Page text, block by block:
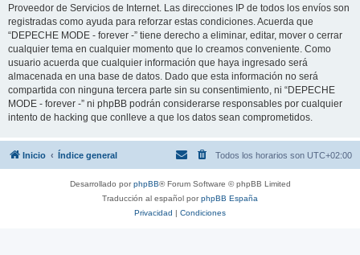
Proveedor de Servicios de Internet. Las direcciones IP de todos los envíos son
registradas como ayuda para reforzar estas condiciones. Acuerda que
“DEPECHE MODE - forever -” tiene derecho a eliminar, editar, mover o cerrar
cualquier tema en cualquier momento que lo creamos conveniente. Como
usuario acuerda que cualquier información que haya ingresado será
almacenada en una base de datos. Dado que esta información no será
compartida con ninguna tercera parte sin su consentimiento, ni “DEPECHE
MODE - forever -” ni phpBB podrán considerarse responsables por cualquier
intento de hacking que conlleve a que los datos sean comprometidos.
Inicio Índice general Todos los horarios son UTC+02:00
Desarrollado porphpBB® Forum Software © phpBB Limited
Traducción al español porphpBB España
Privacidad | Condiciones